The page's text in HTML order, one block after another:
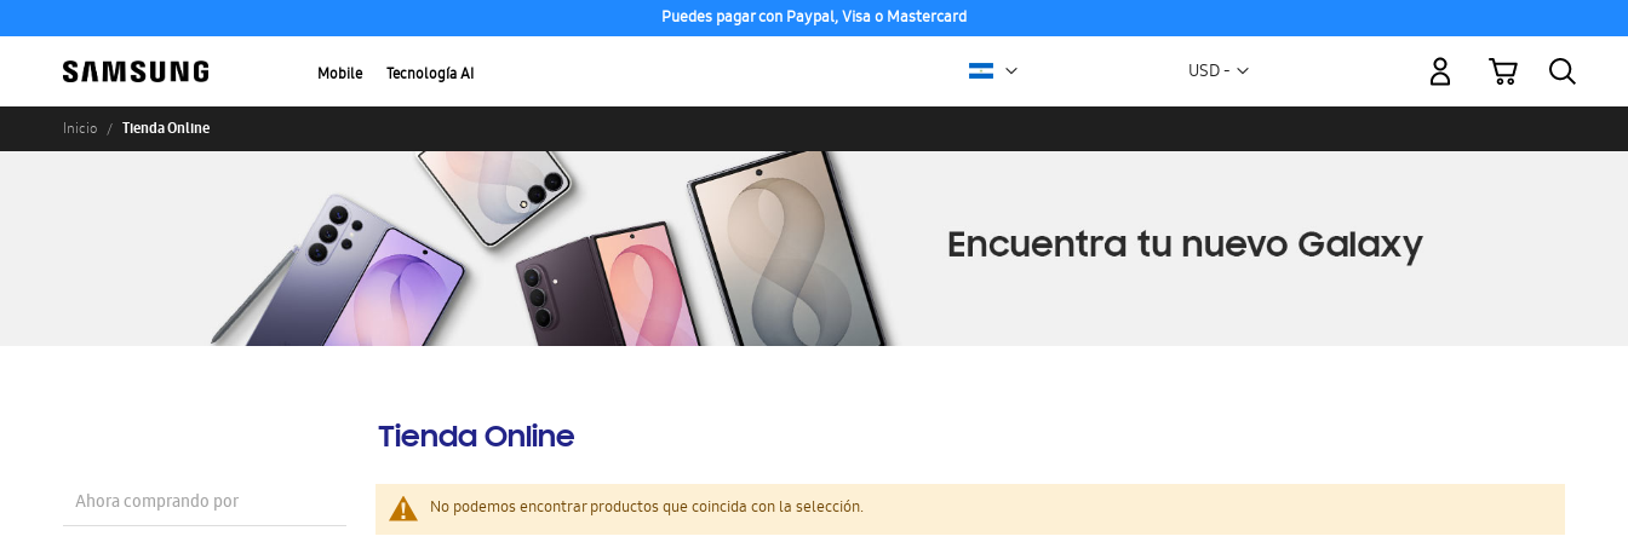
Puedes pagar con Paypal, Visa o Mastercard
Mobile Tecnología AI Moneda
USD -
Mi carrito
Inicio Tienda Online
Tienda Online
No podemos encontrar productos que coincida con la selección.
Ahora comprando por